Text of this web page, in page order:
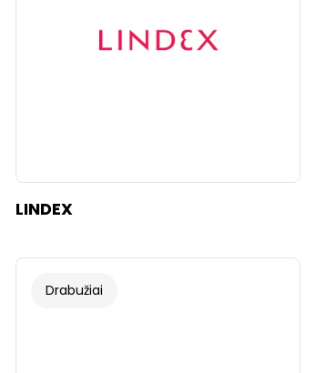
LINDEX
Drabužiai